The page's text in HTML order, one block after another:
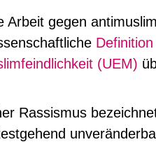
Arbeit gegen
(UEM)
Rassismus